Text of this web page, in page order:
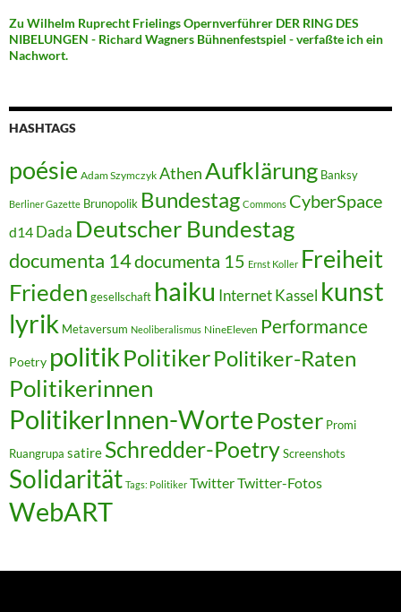
Zu Wilhelm Ruprecht Frielings Opernverführer DER RING DES
NIBELUNGEN - Richard Wagners Bühnenfestspiel - verfaßte ich ein
Nachwort.
HASHTAGS
poésie Adam Szymczyk AthenAufklärung Banksy
Berliner Gazette Brunopolik Bundestag Commons CyberSpace
d14 Dada Deutscher Bundestag
documenta 14documenta 15 Ernst Koller Freiheit
Frieden gesellschaft haiku InternetKassel kunst
lyrik Metaversum Neoliberalismus NineEleven Performance
Poetry politikPolitikerPolitiker-Raten
Politikerinnen
PolitikerInnen-Worte Poster Promi
Ruangrupa satire Schredder-PoetryScreenshots
Solidarität Tags: Politiker TwitterTwitter-Fotos
WebART